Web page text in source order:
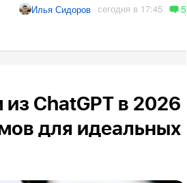
Илья Сидоров сегодня в 17:45 5
ChatGPT в 2026
для идеальных